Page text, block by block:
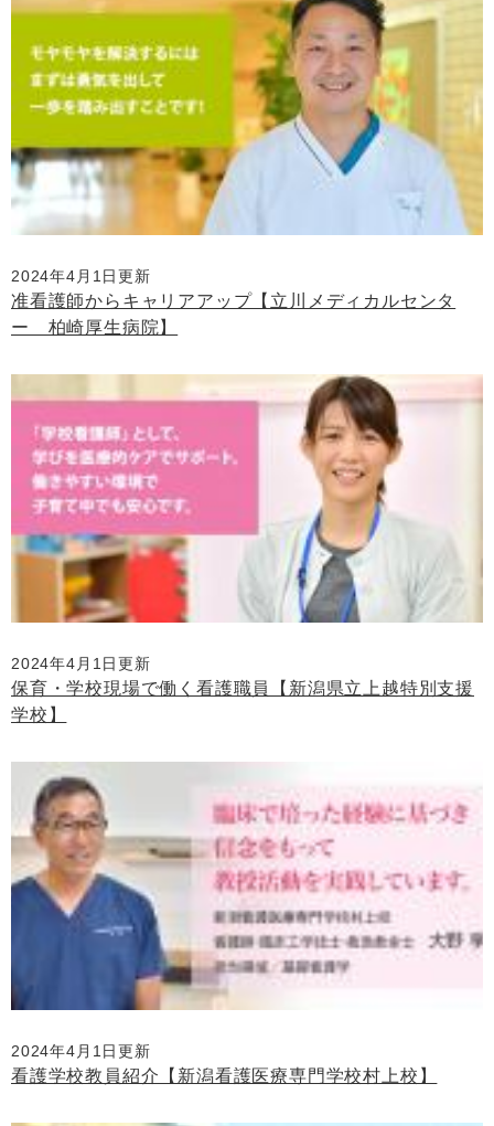
2024年4月1日更新
准看護師からキャリアアップ【立川メディカルセンタ
ー 柏崎厚生病院】
2024年4月1日更新
保育・学校現場で働く看護職員【新潟県立上越特別支援
学校】
2024年4月1日更新
看護学校教員紹介【新潟看護医療専門学校村上校】